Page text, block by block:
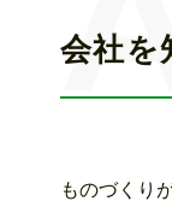
会社を
ものづくり